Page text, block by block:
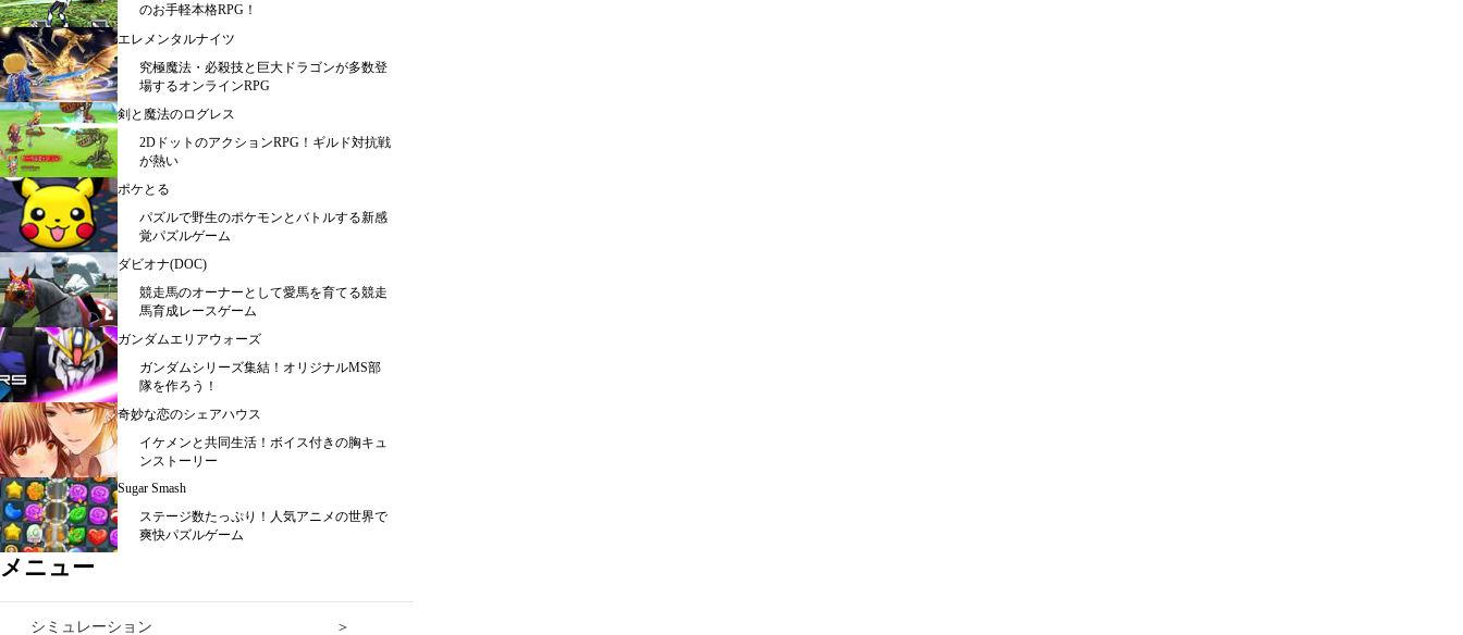
のお手軽本格RPG！
エレメンタルナイツ
究極魔法・必殺技と巨大ドラゴンが多数登
場するオンラインRPG
剣と魔法のログレス
2DドットのアクションRPG！ギルド対抗戦
が熱い
ポケとる
パズルで野生のポケモンとバトルする新感
覚パズルゲーム
ダビオナ(DOC)
競走馬のオーナーとして愛馬を育てる競走
馬育成レースゲーム
ガンダムエリアウォーズ
ガンダムシリーズ集結！オリジナルMS部
隊を作ろう！
奇妙な恋のシェアハウス
イケメンと共同生活！ボイス付きの胸キュ
ンストーリー
Sugar Smash
ステージ数たっぷり！人気アニメの世界で
爽快パズルゲーム
メニュー
シミュレーション ＞